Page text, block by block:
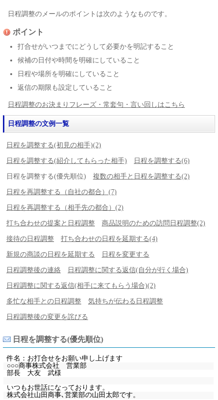
日程調整のメールのポイントは次のようなものです。
ポイント
打合せがいつまでにどうして必要かを明記すること
候補の日付や時間を明確にしていること
日程や場所を明確にしていること
返信の期限も設定していること
日程調整のお決まりフレーズ・常套句・言い回しはこちら
日程調整の文例一覧
日程を調整する(初見の相手)(2)
日程を調整する(紹介してもらった相手) 日程を調整する(6)
日程を調整する(優先順位) 複数の相手と日程を調整する(2)
日程を再調整する（自社の都合）(7)
日程を再調整する（相手先の都合）(2)
打ち合わせの提案と日程調整 商品説明のための訪問日程調整(2)
接待の日程調整 打ち合わせの日程を延期する(4)
新規の商談の日程を延期する 日程を変更する
日程調整後の連絡 日程調整に関する返信(自分が行く場合)
日程調整に関する返信(相手に来てもらう場合)(2)
多忙な相手との日程調整 気持ちが伝わる日程調整
日程調整後の変更を詫びる
日程を調整する(優先順位)
件名：お打合せをお願い申し上げます
○○○商事株式会社 営業部
部長 大友 武様
いつもお世話になっております。
株式会社山田商事､営業部の山田太郎です。